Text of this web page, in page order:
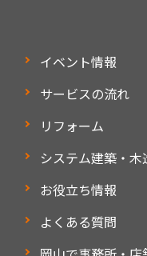
イベント情報
サービスの流れ
リフォーム
システム建築・
お役立ち情報
よくある質問